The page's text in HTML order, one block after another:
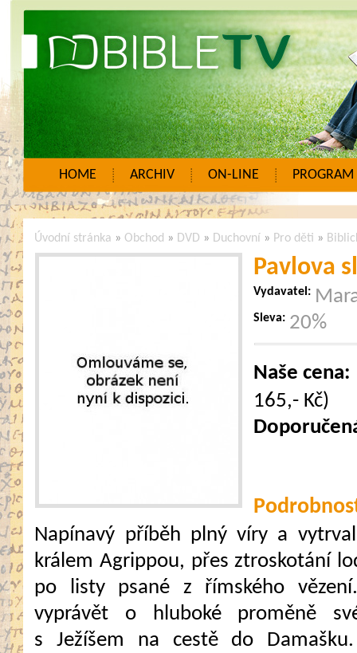
HOME ARCHIV ON-LINE PROGRAM
Úvodní stránka » Obchod » DVD » Duchovní » Pro děti »
Pavlova
Vydavatel:
Sleva: 20%
Naše cena:
165,- Kč)
Napínavý příběh plný víry a
králem Agrippou, přes ztroskotání
po listy psané z římského
vyprávět o hluboké proměně
s Ježíšem na cestě do